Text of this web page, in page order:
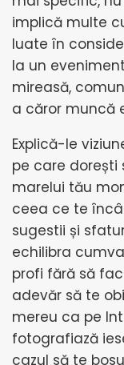
implică multe
luate în
la un
mireasă,
a căror muncă
Explică-le
pe care
marelui tău
ceea ce te
sugestii și
echilibra
profi fără să
adevăr să te
mereu ca pe
fotografiază
cazul să te